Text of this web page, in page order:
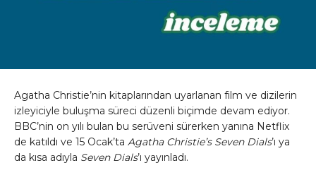
Agatha Christie’nin kitaplarından uyarlanan film ve dizilerin
izleyiciyle buluşma süreci düzenli biçimde devam ediyor.
BBC’nin on yılı bulan bu serüveni sürerken yanına Netflix
de katıldı ve 15 Ocak’ta Agatha Christie’s Seven Dials’ı ya
da kısa adıyla Seven Dials’ı yayınladı.